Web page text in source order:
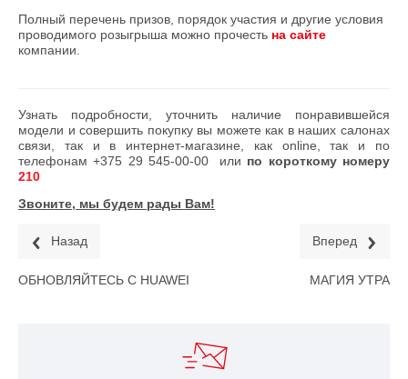
Полный перечень призов, порядок участия и другие условия
проводимого розыгрыша можно прочесть на сайте
компании.
Узнать подробности, уточнить наличие понравившейся
модели и совершить покупку вы можете как в наших салонах
связи, так и в интернет-магазине, как online, так и по
телефонам+375 29 545-00-00 или по короткому номеру
210
Звоните, мы будем рады Вам!
Назад
ОБНОВЛЯЙТЕСЬ С HUAWEI
Вперед
МАГИЯ УТРА